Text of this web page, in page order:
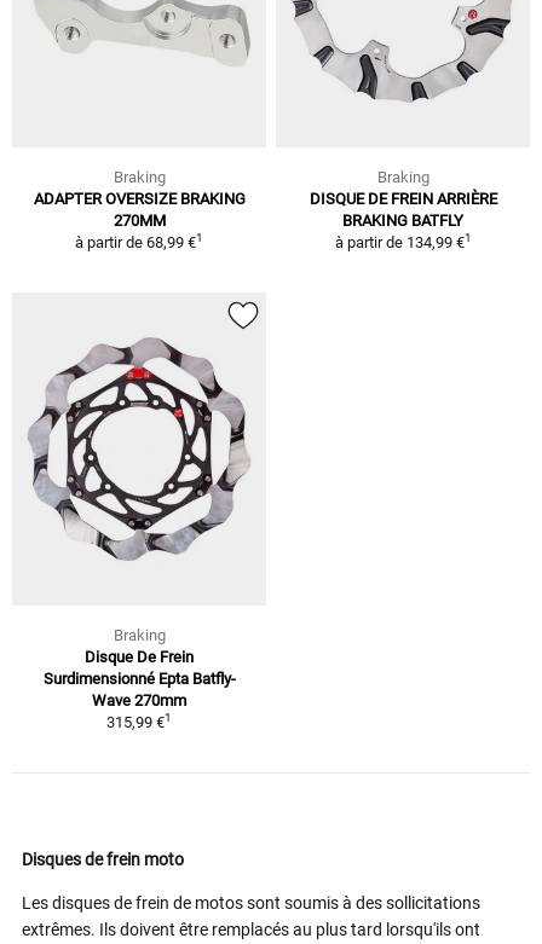
Braking
ADAPTER OVERSIZE BRAKING
270MM
à partir de 68,99 €1
Braking
DISQUE DE FREIN ARRIÈRE
BRAKING BATFLY
à partir de 134,99 €1
Braking
Disque De Frein
Surdimensionné Epta Batfly-
Wave 270mm
315,99 €1
Disques de frein moto
Les disques de frein de motos sont soumis à des sollicitations
extrêmes. Ils doivent être remplacés au plus tard lorsqu'ils ont